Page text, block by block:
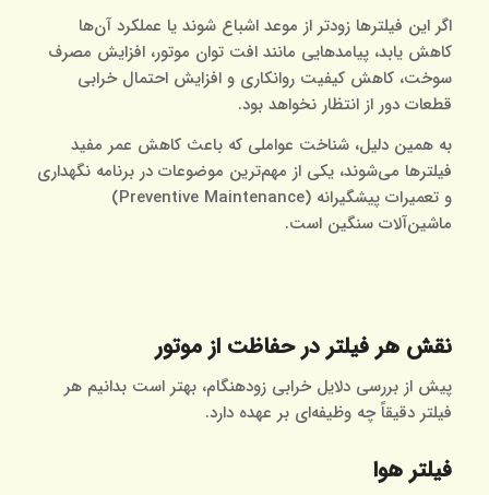
اگر این فیلترها زودتر از موعد اشباع شوند یا عملکرد آن‌ها
کاهش یابد، پیامدهایی مانند افت توان موتور، افزایش مصرف
سوخت، کاهش کیفیت روانکاری و افزایش احتمال خرابی
قطعات دور از انتظار نخواهد بود.
به همین دلیل، شناخت عواملی که باعث کاهش عمر مفید
فیلترها می‌شوند، یکی از مهم‌ترین موضوعات در برنامه نگهداری
و تعمیرات پیشگیرانه (Preventive Maintenance)
ماشین‌آلات سنگین است.
نقش هر فیلتر در حفاظت از موتور
پیش از بررسی دلایل خرابی زودهنگام، بهتر است بدانیم هر
فیلتر دقیقاً چه وظیفه‌ای بر عهده دارد.
فیلتر هوا